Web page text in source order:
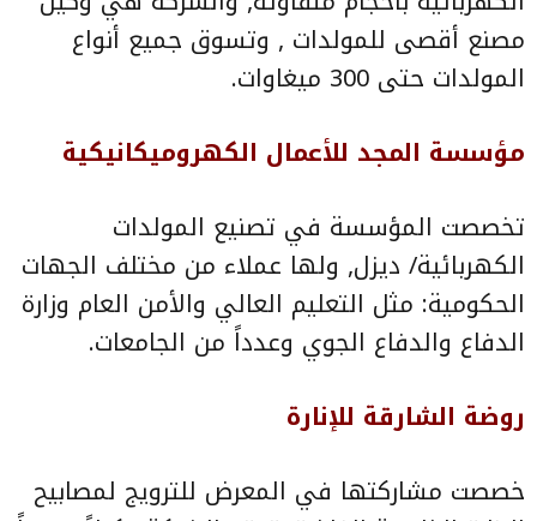
مصنع أقصى للمولدات , وتسوق جميع أنواع
المولدات حتى 300 ميغاوات.
مؤسسة المجد للأعمال الكهروميكانيكية
تخصصت المؤسسة في تصنيع المولدات
الكهربائية/ ديزل, ولها عملاء من مختلف الجهات
الحكومية: مثل التعليم العالي والأمن العام وزارة
الدفاع والدفاع الجوي وعدداً من الجامعات.
روضة الشارقة للإنارة
خصصت مشاركتها في المعرض للترويج لمصابيح